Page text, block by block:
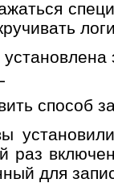
способ
раз
для